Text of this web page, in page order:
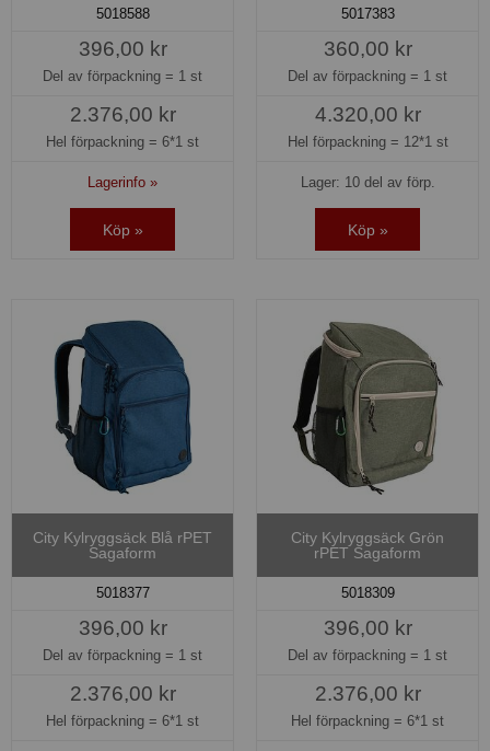
5018588
396,00 kr
Del av förpackning = 1 st
2.376,00 kr
Hel förpackning = 6*1 st
Lagerinfo »
Köp »
5017383
360,00 kr
Del av förpackning = 1 st
4.320,00 kr
Hel förpackning = 12*1 st
Lager: 10 del av förp.
Köp »
City Kylryggsäck Blå rPET
Sagaform
5018377
396,00 kr
Del av förpackning = 1 st
2.376,00 kr
Hel förpackning = 6*1 st
City Kylryggsäck Grön
rPET Sagaform
5018309
396,00 kr
Del av förpackning = 1 st
2.376,00 kr
Hel förpackning = 6*1 st